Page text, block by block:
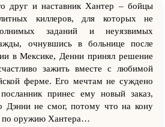
друг и наставник Хантер – бойцы
киллеров, для которых не
заданий и неуязвимых
очнувшись в больнице после
в Мексике, Денни принял решение
зажить вместе с любимой
ферме. Его мечтам не суждено
принес ему новый заказ,
Дэнни не смог, потому что на кону
по оружию Хантера…